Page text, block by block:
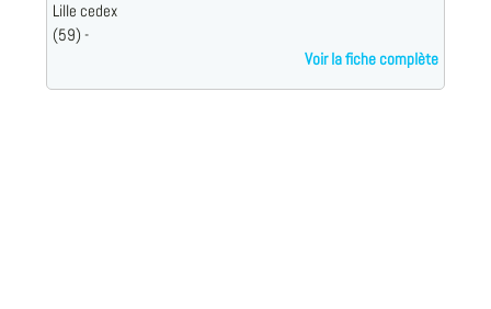
Lille cedex
(59) -
Voir la fiche complète